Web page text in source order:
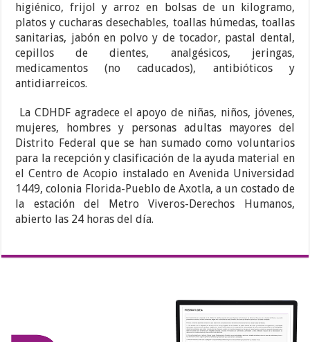
higiénico, frijol y arroz en bolsas de un kilogramo,
platos y cucharas desechables, toallas húmedas, toallas
sanitarias, jabón en polvo y de tocador, pastal dental,
cepillos de dientes, analgésicos, jeringas,
medicamentos (no caducados), antibióticos y
antidiarreicos.
La CDHDF agradece el apoyo de niñas, niños, jóvenes,
mujeres, hombres y personas adultas mayores del
Distrito Federal que se han sumado como voluntarios
para la recepción y clasificación de la ayuda material en
el Centro de Acopio instalado en Avenida Universidad
1449, colonia Florida-Pueblo de Axotla, a un costado de
la estación del Metro Viveros-Derechos Humanos,
abierto las 24 horas del día.